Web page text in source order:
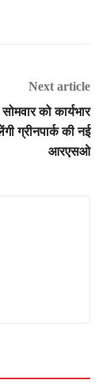
Next article
को कार्यभार
ग्रीनपार्क की नई
आरएसओ